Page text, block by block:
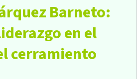
Barneto:
en el
cerramiento